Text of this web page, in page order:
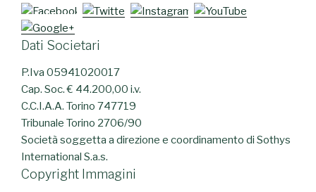
Dati Societari
P.Iva 05941020017
Cap. Soc. € 44.200,00 i.v.
C.C.I.A.A. Torino 747719
Tribunale Torino 2706/90
Società soggetta a direzione e coordinamento di Sothys
International S.a.s.
Copyright Immagini